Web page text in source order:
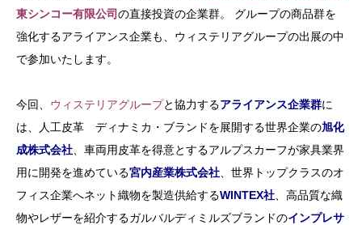
東シンコー有限公司の直接投資の企業群。 グループの商品群を
強化するアライアンス企業も、ウィステリアグループの出展の中
で参加いたします。
今回、 ウィステリアグループと協力するアライアンス企業群に
は、人工皮革 ディナミカ・ブランドを展開する世界企業の旭化
成株式会社 、車両用皮革を得意とするアルプスカーフが家具業界
用に開発を進めている宮内産業株式会社 、世界トップクラスのオ
フィス企業へネット織物を製造供給するWINTEX社 、高品質な織
物やレザーを紹介するガルバルディミルズブランドのインプレサ